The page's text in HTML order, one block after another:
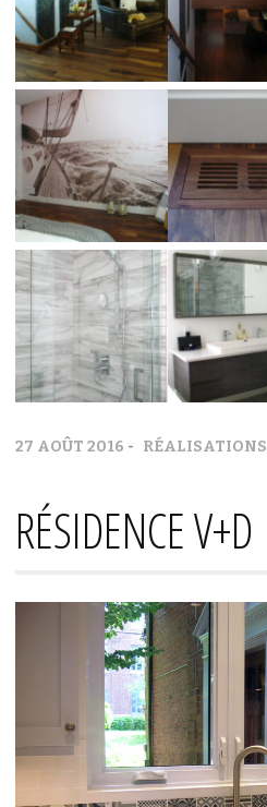
27 AOÛT 2016 RÉALISATIONS
RÉSIDENCE V+D